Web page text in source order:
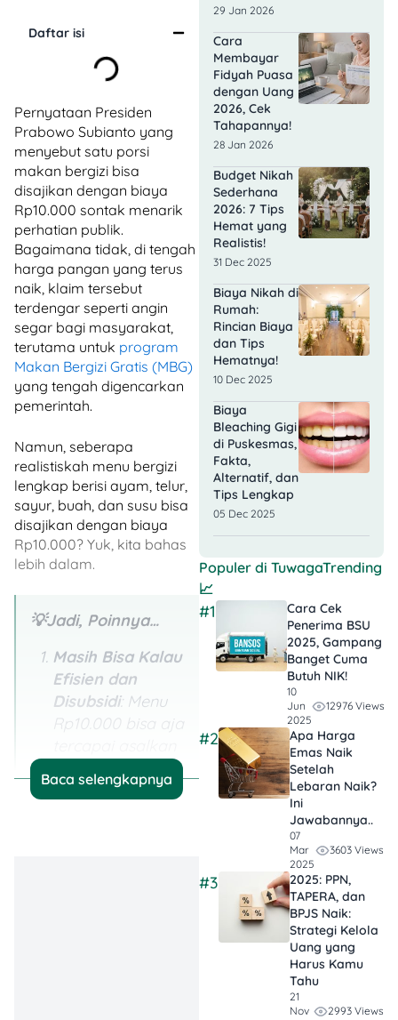
Daftar isi
Pernyataan Presiden
Prabowo Subianto yang
menyebut satu porsi
makan bergizi bisa
disajikan dengan biaya
Rp10.000 sontak menarik
perhatian publik.
Bagaimana tidak, di tengah
harga pangan yang terus
naik, klaim tersebut
terdengar seperti angin
segar bagi masyarakat,
terutama untuk program
Makan Bergizi Gratis (MBG)
yang tengah digencarkan
pemerintah.
Namun, seberapa
realistiskah menu bergizi
lengkap berisi ayam, telur,
sayur, buah, dan susu bisa
disajikan dengan biaya
Rp10.000? Yuk, kita bahas
lebih dalam.
💡Jadi, Poinnya…
Masih Bisa Kalau
Efisien dan
Disubsidi: Menu
Rp10.000 bisa aja
bahan dan
Baca selengkapnya
29 Jan 2026
Cara
Membayar
Fidyah Puasa
dengan Uang
2026, Cek
Tahapannya!
28 Jan 2026
Budget Nikah
Sederhana
2026: 7 Tips
Hemat yang
Realistis!
31 Dec 2025
Biaya Nikah di
Rumah:
Rincian Biaya
dan Tips
Hematnya!
10 Dec 2025
Biaya
Bleaching Gigi
di Puskesmas,
Fakta,
Alternatif, dan
Tips Lengkap
05 Dec 2025
Populer di TuwagaTrending
📈
#1
Cara Cek
Penerima BSU
2025, Gampang
Banget Cuma
Butuh NIK!
10
Jun
2025
12976 Views
#2
Apa Harga
Emas Naik
Setelah
Lebaran Naik?
Ini
Jawabannya..
07
Mar
2025
3603 Views
#3
2025: PPN,
TAPERA, dan
BPJS Naik:
Strategi Kelola
Uang yang
Harus Kamu
Tahu
21
Nov
2993 Views